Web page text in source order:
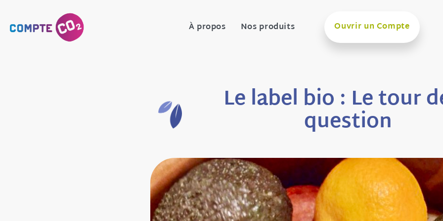
À propos Nos produits Ouvrir un Compte
Le label bio : Le tour
question